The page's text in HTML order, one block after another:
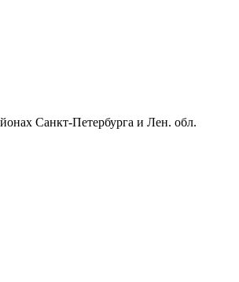
Санкт-Петербурга и Лен. обл.